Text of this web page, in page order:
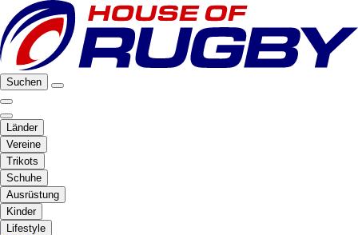
Suchen
Länder
Vereine
Trikots
Schuhe
Ausrüstung
Kinder
Lifestyle